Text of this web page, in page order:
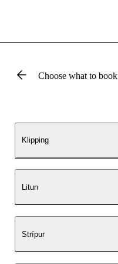
Choose what to book
Klipping
Litun
Strípur